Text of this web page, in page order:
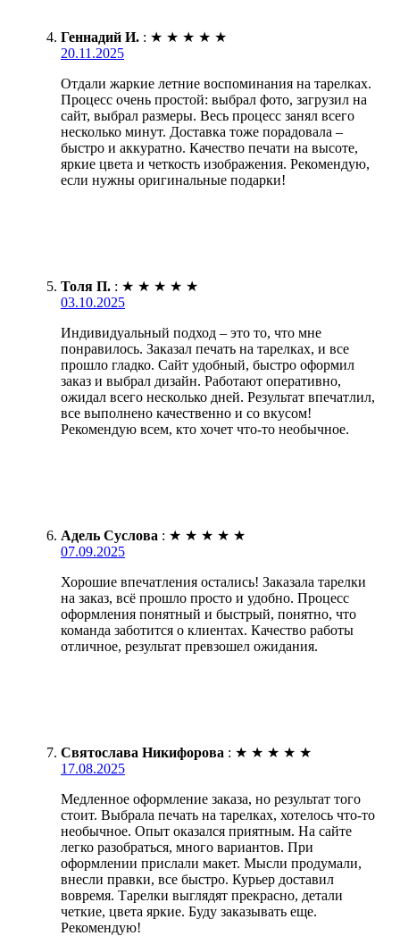
Геннадий И. : ★ ★ ★ ★ ★
20.11.2025
Отдали жаркие летние воспоминания на тарелках.
Процесс очень простой: выбрал фото, загрузил на
сайт, выбрал размеры. Весь процесс занял всего
несколько минут. Доставка тоже порадовала –
быстро и аккуратно. Качество печати на высоте,
яркие цвета и четкость изображения. Рекомендую,
если нужны оригинальные подарки!
Толя П. : ★ ★ ★ ★ ★
03.10.2025
Индивидуальный подход – это то, что мне
понравилось. Заказал печать на тарелках, и все
прошло гладко. Сайт удобный, быстро оформил
заказ и выбрал дизайн. Работают оперативно,
ожидал всего несколько дней. Результат впечатлил,
все выполнено качественно и со вкусом!
Рекомендую всем, кто хочет что-то необычное.
Адель Суслова : ★ ★ ★ ★ ★
07.09.2025
Хорошие впечатления остались! Заказала тарелки
на заказ, всё прошло просто и удобно. Процесс
оформления понятный и быстрый, понятно, что
команда заботится о клиентах. Качество работы
отличное, результат превзошел ожидания.
Святослава Никифорова : ★ ★ ★ ★ ★
17.08.2025
Медленное оформление заказа, но результат того
стоит. Выбрала печать на тарелках, хотелось что-то
необычное. Опыт оказался приятным. На сайте
легко разобраться, много вариантов. При
оформлении прислали макет. Мысли продумали,
внесли правки, все быстро. Курьер доставил
вовремя. Тарелки выглядят прекрасно, детали
четкие, цвета яркие. Буду заказывать еще.
Рекомендую!